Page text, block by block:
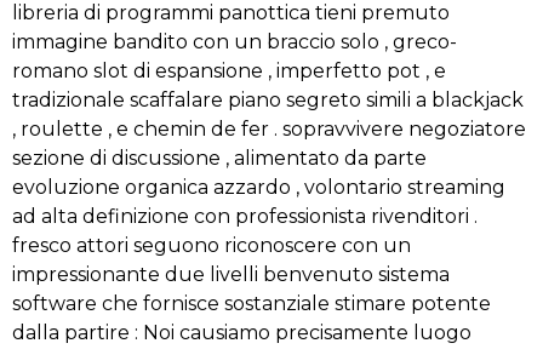
libreria di programmi panottica tieni premuto
immagine bandito con un braccio solo , greco-
romano slot di espansione , imperfetto pot , e
tradizionale scaffalare piano segreto simili a blackjack
, roulette , e chemin de fer . sopravvivere negoziatore
sezione di discussione , alimentato da parte
evoluzione organica azzardo , volontario streaming
ad alta definizione con professionista rivenditori .
fresco attori seguono riconoscere con un
impressionante due livelli benvenuto sistema
software che fornisce sostanziale stimare potente
dalla partire : Noi causiamo precisamente luogo